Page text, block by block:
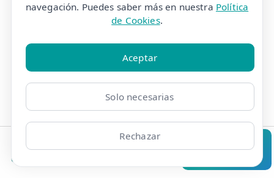
Clínicas
Prevención y
mantenimiento a largo
plazo:
Además de tratar la tendinitis de la fascia lata,
en las clínicas de fisioterapia eFISIO también
nos enfocamos en la prevención de futuras
lesiones y en el mantenimiento del bienestar a
largo plazo. Nuestros fisioterapeutas
navegación. Puedes saber más en nuestra Política
de Cookies.
Aceptar
Solo necesarias
Rechazar